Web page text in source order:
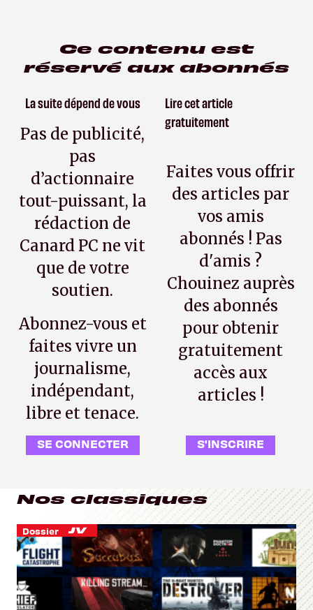
Ce contenu est
réservé aux abonnés
La suite dépend de vous
Pas de publicité,
pas
d’actionnaire
tout-puissant, la
rédaction de
Canard PC ne vit
que de votre
soutien.
Abonnez-vous et
faites vivre un
journalisme,
indépendant,
libre et tenace.
SE CONNECTER
Lire cet article
gratuitement
Faites vous offrir
des articles par
vos amis
abonnés ! Pas
d'amis ?
Chouinez auprès
des abonnés
pour obtenir
gratuitement
accès aux
articles !
S'INSCRIRE
Nos classiques
Dossier